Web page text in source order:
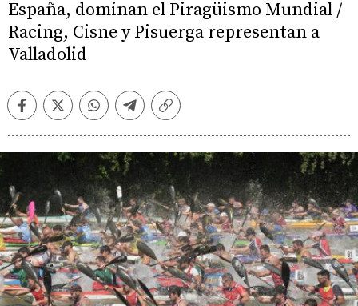
España, dominan el Piragüismo Mundial /
Racing, Cisne y Pisuerga representan a
Valladolid
FacebookTwitterWhatsappTelegramCopiar